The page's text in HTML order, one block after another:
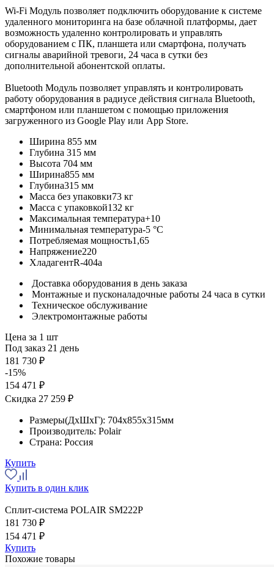
Wi-Fi Модуль позволяет подключить оборудование к системе
удаленного мониторинга на базе облачной платформы, дает
возможность удаленно контролировать и управлять
оборудованием с ПК, планшета или смартфона, получать
сигналы аварийной тревоги, 24 часа в сутки без
дополнительной абонентской оплаты.
Bluetooth Модуль позволяет управлять и контролировать
работу оборудования в радиусе действия сигнала Вluetooth,
смартфоном или планшетом с помощью приложения
загруженного из Google Play или App Store.
Ширина 855 мм
Глубина 315 мм
Высота 704 мм
Ширина855 мм
Глубина315 мм
Масса без упаковки73 кг
Масса с упаковкой132 кг
Максимальная температура+10
Минимальная температура-5 °С
Потребляемая мощность1,65
Напряжение220
ХладагентR-404a
Доставка оборудования в день заказа
Монтажные и пусконаладочные работы 24 часа в сутки
Техническое обслуживание
Электромонтажные работы
Цена за 1 шт
Под заказ 21 день
181 730 ₽
-15%
154 471 ₽
Скидка 27 259 ₽
Размеры(ДхШхГ): 704x855x315мм
Производитель: Polair
Страна: Россия
Купить
Купить в один клик
Сплит-система POLAIR SM222P
181 730 ₽
154 471 ₽
Купить
Похожие товары